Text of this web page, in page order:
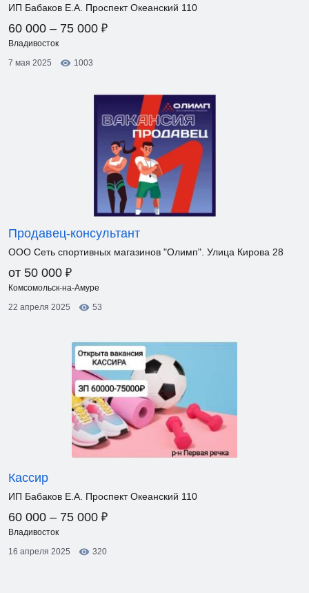
ИП Бабаков Е.А. Проспект Океанский 110
60 000 – 75 000 ₽
Владивосток
7 мая 2025
1003
Продавец-консультант
ООО Сеть спортивных магазинов "Олимп". Улица Кирова 28
от 50 000 ₽
Комсомольск-на-Амуре
22 апреля 2025
53
Кассир
ИП Бабаков Е.А. Проспект Океанский 110
60 000 – 75 000 ₽
Владивосток
16 апреля 2025
320